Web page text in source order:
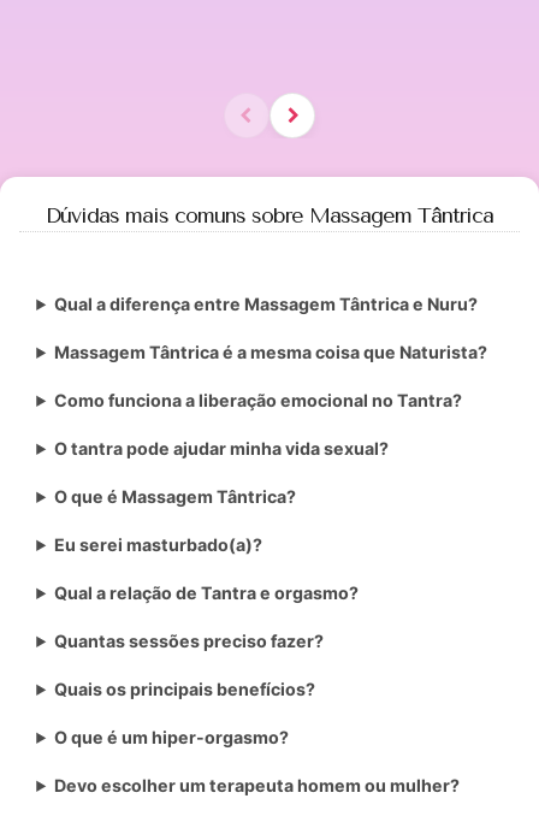
Dúvidas mais comuns sobre Massagem Tântrica
Qual a diferença entre Massagem Tântrica e Nuru?
Massagem Tântrica é a mesma coisa que Naturista?
Como funciona a liberação emocional no Tantra?
O tantra pode ajudar minha vida sexual?
O que é Massagem Tântrica?
Eu serei masturbado(a)?
Qual a relação de Tantra e orgasmo?
Quantas sessões preciso fazer?
Quais os principais benefícios?
O que é um hiper-orgasmo?
Devo escolher um terapeuta homem ou mulher?